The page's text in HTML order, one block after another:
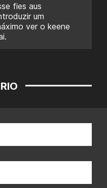
fies aus
um
ver o keene